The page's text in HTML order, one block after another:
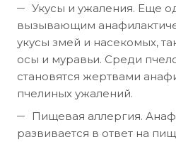
Укусы и ужаления. Еще
вызывающим
укусы змей и насекомых,
осы и муравьи. Среди
становятся жертвами
пчелиных ужалений.
Пищевая аллергия.
развивается в ответ на